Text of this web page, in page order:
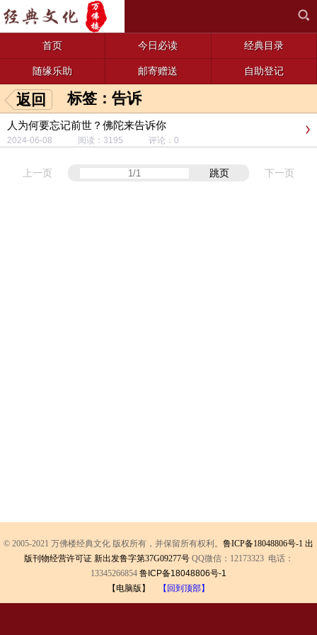
首页 今日必读 经典目录
随缘乐助 邮寄赠送 自助登记
返回 标签：告诉
人为何要忘记前世？佛陀来告诉你
2024-06-08 阅读：3195 评论：0
上一页 跳页 下一页
© 2005-2021 万佛楼经典文化 版权所有，并保留所有权利。 鲁ICP备18048806号-1 出
版刊物经营许可证 新出发鲁字第37G09277号 QQ微信：12173323 电话：
13345266854 鲁ICP备18048806号-1
【电脑版】
【回到顶部】